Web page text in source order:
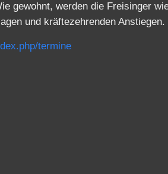
gewohnt, werden die Freisinger
und kräftezehrenden Anstiegen.
termine